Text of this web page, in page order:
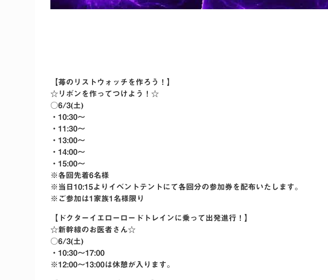
【苺のリストウォッチを作ろう！】
☆リボンを作ってつけよう！☆
○6/3(土)
・10:30〜
・11:30〜
・13:00〜
・14:00〜
・15:00〜
※各回先着6名様
※当日10:15よりイベントテントにて各回分の参加券を配布いたします。
※ご参加は1家族1名様限り
【ドクターイエローロードトレインに乗って出発進行！】
☆新幹線のお医者さん☆
○6/3(土)
・10:30〜17:00
※12:00〜13:00は休憩が入ります。